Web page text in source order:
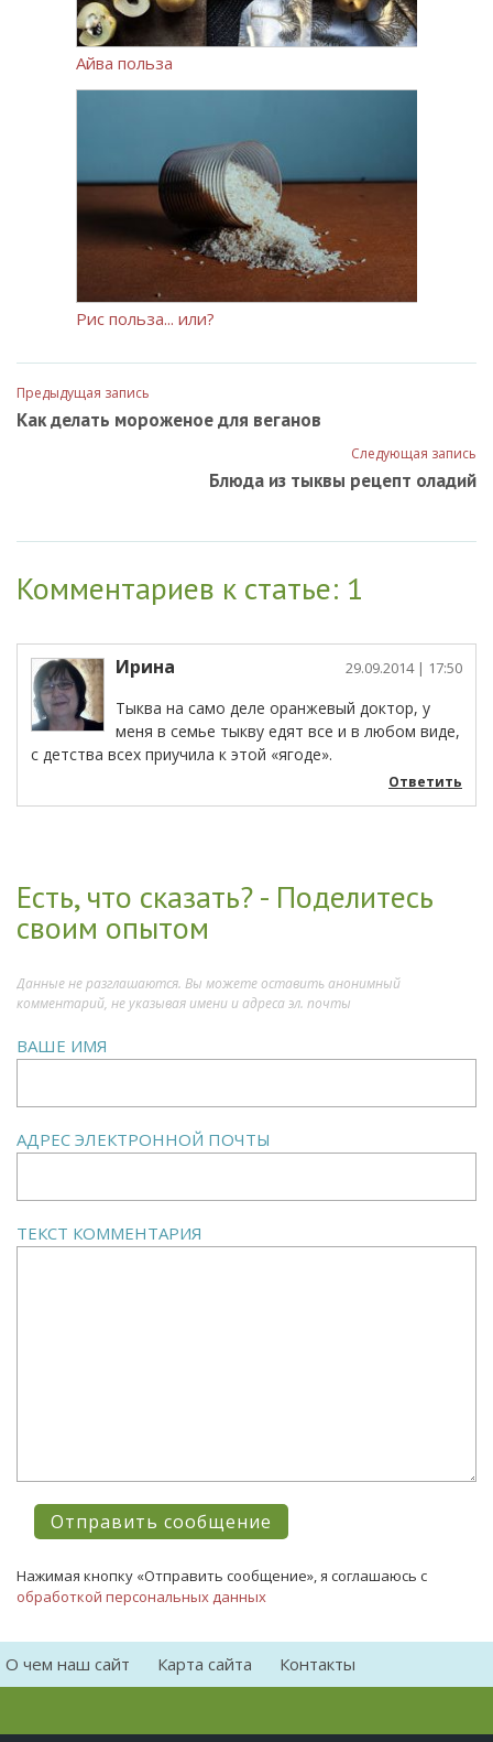
Айва польза
Рис польза... или?
Предыдущая запись
Как делать мороженое для веганов
Следующая запись
Блюда из тыквы рецепт оладий
Комментариев к статье: 1
Ирина 29.09.2014 | 17:50
Тыква на само деле оранжевый доктор, у
меня в семье тыкву едят все и в любом виде,
с детства всех приучила к этой «ягоде».
Ответить
Есть, что сказать? - Поделитесь
своим опытом
Данные не разглашаются. Вы можете оставить анонимный
комментарий, не указывая имени и адреса эл. почты
ВАШЕ ИМЯ
АДРЕС ЭЛЕКТРОННОЙ ПОЧТЫ
ТЕКСТ КОММЕНТАРИЯ
Нажимая кнопку «Отправить сообщение», я соглашаюсь с
обработкой персональных данных
О чем наш сайт Карта сайта Контакты